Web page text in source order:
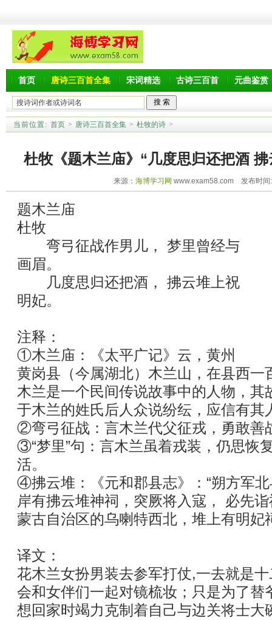
首页 唐诗三百首全集 宋词精选 古诗三百首 元曲鉴赏
当前位置: 首页 > 唐诗三百首全集 > 杜牧的诗 >
杜牧《题木兰庙》“几度思归还把酒
来源： 海博学习网 www.exam58.com 发布时间
题木兰庙
杜牧
弯弓征战作男儿， 梦里曾经与
画眉。
几度思归还把酒， 拂云堆上祝
明妃。
注释：
①木兰庙：《太平广记》云，黄州
黄岗县（今属湖北）木兰山，在县西一
木兰是一个民间传说故事中的人物，其
于木兰的姓氏后人众说纷纭，应信有其
②弯弓征战：言木兰代父征戎，勇敢善
③“梦里”句：言木兰虽着戎装，仍思恢
活。
④拂云堆：《元和郡县志》：“朔方军
岸有拂云堆神祠，突厥将入寇， 必先
蒙古自治区的乌喇特西北，堆上有明妃
译文：
花木兰女扮男装去参军打仗,一去就是
会和女伴们一起对镜梳妆；只是为了替
想回家时竭力克制着自己与边关将士大